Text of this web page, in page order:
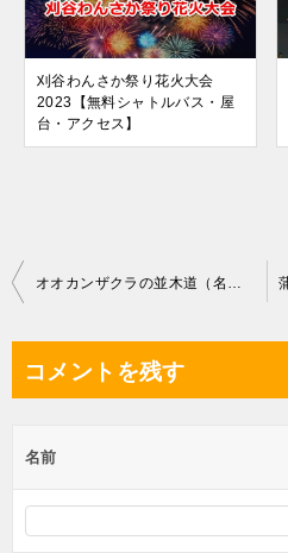
刈谷わんさか祭り花火大会
2023【無料シャトルバス・屋
台・アクセス】
投
ビ
ー
シ
オオカンザクラの並木道（名古屋市東区）【場所とアクセスマップ】
コメントを残す
名前